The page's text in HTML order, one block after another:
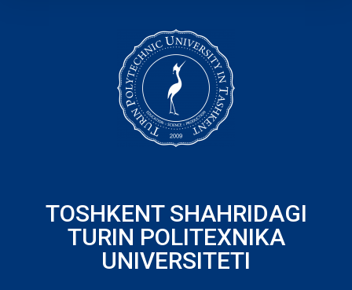
TOSHKENT SHAHRIDAGI
TURIN POLITEXNIKA
UNIVERSITETI